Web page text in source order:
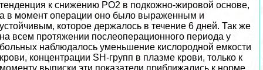
тенденция к снижению РО2 в подкожно-жировой основе,
а в момент операции оно было выраженным и
устойчивым, которое держалось в течение 6 дней. Так же
на всем протяжении послеоперационного периода у
больных наблюдалось уменьшение кислородной емкости
крови, концентрации SH-групп в плазме крови, только к